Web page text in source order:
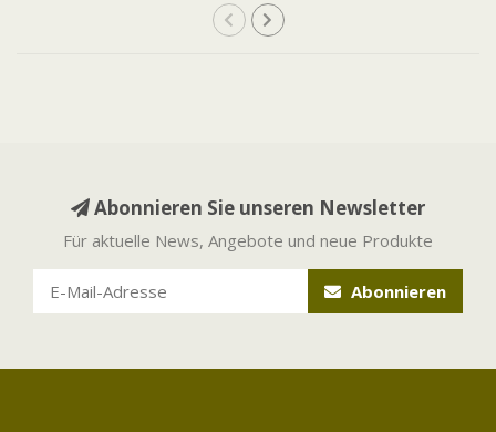
Abonnieren Sie unseren Newsletter
Für aktuelle News, Angebote und neue Produkte
Abonnieren